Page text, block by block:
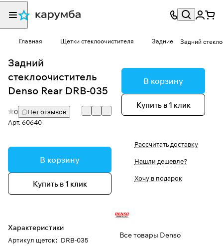
Главная Щетки стеклоочистителя Задние Задний
Задний
стеклоочиститель
Denso Rear DRB-035
0
Нет отзывов
Арт.60640
В корзину
Купить в 1 клик
Характеристики
Артикул щеток: DRB-035
В корзину
Купить в 1 клик
Рассчитать доставку
Нашли дешевле?
Хочу в подарок
Все товары Denso